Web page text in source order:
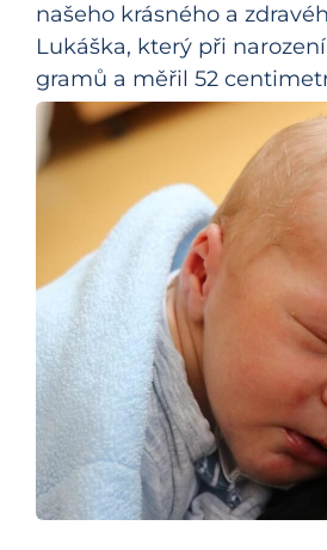
našeho krásného a
Lukáška, který při
gramů a měřil 52